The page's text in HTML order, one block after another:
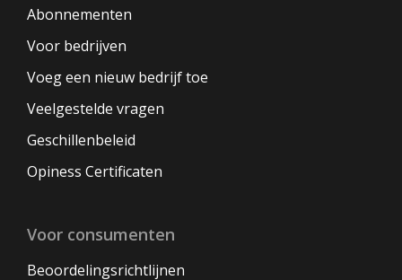
Abonnementen
Voor bedrijven
Voeg een nieuw bedrijf toe
Veelgestelde vragen
Geschillenbeleid
Opiness Certificaten
Voor consumenten
Beoordelingsrichtlijnen